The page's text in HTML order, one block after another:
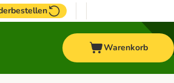
Warenkorb